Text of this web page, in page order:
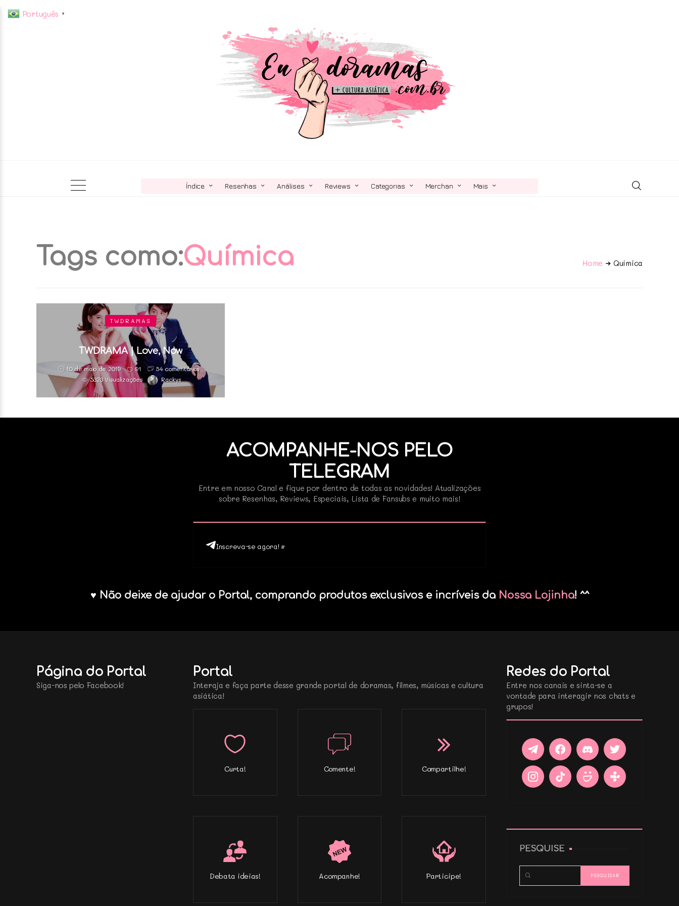
Índice Resenhas Análises Reviews Categorias Merchan Mais
Tags como:Química Home Química
TWDRAMAS
TWDRAMA | Love, Now
10 de maio de 2019 91
54 comentários
5323 Visualizações
Rackys
ACOMPANHE-NOS PELO
TELEGRAM
Entre em nosso Canal e fique por dentro de todas as novidades! Atualizações
sobre Resenhas, Reviews, Especiais, Lista de Fansubs e muito mais!
Inscreva-se agora! •
♥ Não deixe de ajudar o Portal, comprando produtos exclusivos e incríveis da Nossa Lojinha! ^^
Página do Portal
Siga-nos pelo Facebook!
Portal
Interaja e faça parte desse grande portal de doramas, filmes, músicas e cultura
asiática!
Curta! Comente! Compartilhe!
Debata ideias! Acompanhe! Participe!
Redes do Portal
Entre nos canais e sinta-se a
vontade para interagir nos chats e
grupos!
PESQUISE
Português ▼